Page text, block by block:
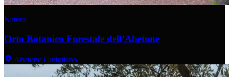
Natura
Orto Botanico Forestale dell’Abetone
Abetone Cutigliano